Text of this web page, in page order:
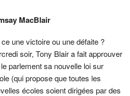
MacBlair
une victoire ou une défaite ?
soir, Tony Blair a fait approuver
parlement sa nouvelle loi sur
(qui propose que toutes les
écoles soient dirigées par des